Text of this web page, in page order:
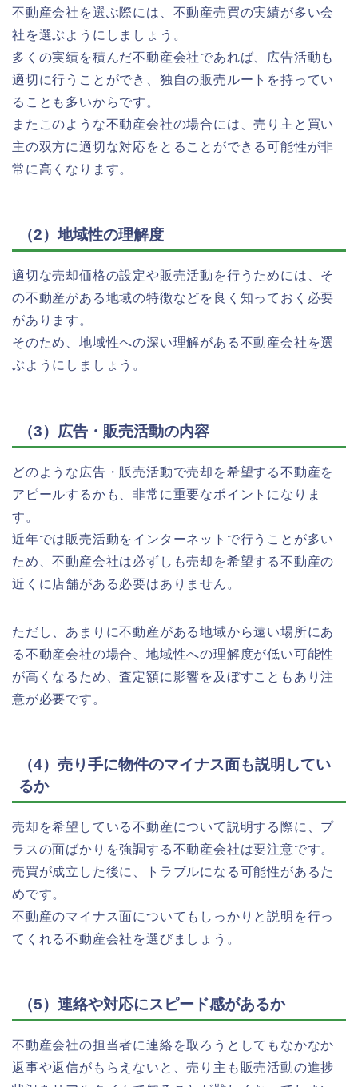
不動産会社を選ぶ際には、不動産売買の実績が多い会
社を選ぶようにしましょう。
多くの実績を積んだ不動産会社であれば、広告活動も
適切に行うことができ、独自の販売ルートを持ってい
ることも多いからです。
またこのような不動産会社の場合には、売り主と買い
主の双方に適切な対応をとることができる可能性が非
常に高くなります。
（2）地域性の理解度
適切な売却価格の設定や販売活動を行うためには、そ
の不動産がある地域の特徴などを良く知っておく必要
があります。
そのため、地域性への深い理解がある不動産会社を選
ぶようにしましょう。
（3）広告・販売活動の内容
どのような広告・販売活動で売却を希望する不動産を
アピールするかも、非常に重要なポイントになりま
す。
近年では販売活動をインターネットで行うことが多い
ため、不動産会社は必ずしも売却を希望する不動産の
近くに店舗がある必要はありません。
ただし、あまりに不動産がある地域から遠い場所にあ
る不動産会社の場合、地域性への理解度が低い可能性
が高くなるため、査定額に影響を及ぼすこともあり注
意が必要です。
（4）売り手に物件のマイナス面も説明してい
るか
売却を希望している不動産について説明する際に、プ
ラスの面ばかりを強調する不動産会社は要注意です。
売買が成立した後に、トラブルになる可能性があるた
めです。
不動産のマイナス面についてもしっかりと説明を行っ
てくれる不動産会社を選びましょう。
（5）連絡や対応にスピード感があるか
不動産会社の担当者に連絡を取ろうとしてもなかなか
返事や返信がもらえないと、売り主も販売活動の進捗